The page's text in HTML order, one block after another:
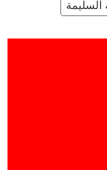
السليمة